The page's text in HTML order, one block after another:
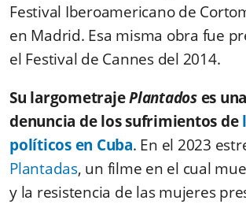
Festival Iberoamericano de
en Madrid. Esa misma obra fue
el Festival de Cannes del 2014.
Su largometrajePlantadoses
denuncia de los sufrimientos de
políticos en Cuba. En el 2023
Plantadas, un filme en el cual
y la resistencia de las mujeres